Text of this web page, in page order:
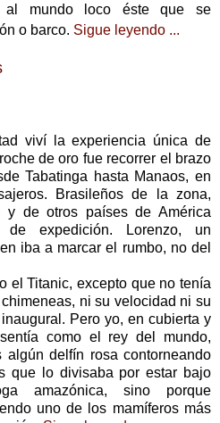
al mundo loco éste que se
o barco. Sigue leyendo ...
viví la experiencia única de
de oro fue recorrer el brazo
Tabatinga hasta Manaos, en
Brasileños de la zona,
y de otros países de América
de expedición. Lorenzo, un
iba a marcar el rumbo, no del
el Titanic, excepto que no tenía
ni su velocidad ni su
Pero yo, en cubierta y
como el rey del mundo,
delfín rosa contorneando
que lo divisaba por estar bajo
amazónica, sino porque
uno de los mamíferos más